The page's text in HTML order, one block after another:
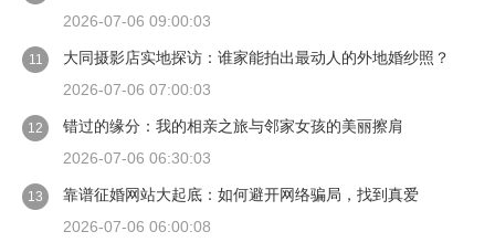
2026-07-06 09:00:03
11
大同摄影店实地探访：谁家能拍出最动人的外地婚纱照？
2026-07-06 07:00:03
12
错过的缘分：我的相亲之旅与邻家女孩的美丽擦肩
2026-07-06 06:30:03
13
靠谱征婚网站大起底：如何避开网络骗局，找到真爱
2026-07-06 06:00:08